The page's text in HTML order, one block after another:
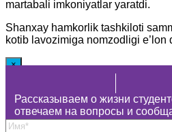
Рассказываем о жизни
отвечаем на вопросы и
martabali imkoniyatlar yaratdi.
Shanxay hamkorlik tashkiloti
kotib lavozimiga nomzodligi
×
Bepul maslahat arizasini qoldiring
Оставьте заявку для бесплатной